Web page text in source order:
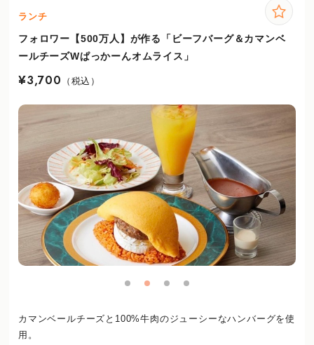
ランチ
フォロワー【500万人】が作る「ビーフバーグ＆カマンベ
ールチーズWぱっかーんオムライス」
¥3,700 （税込）
カマンベールチーズと100%牛肉のジューシーなハンバーグを使
用。